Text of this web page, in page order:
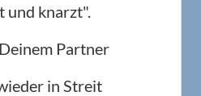
und knarzt".
Partner
in Streit